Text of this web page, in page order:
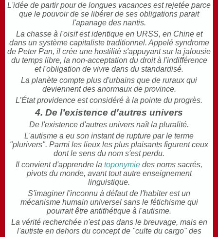
L'idée de partir pour de longues vacances est rejetée parce
que le pouvoir de se libérer de ses obligations parait
l'apanage des nantis.
La chasse à l'oisif est identique en URSS, en Chine et
dans un système capitaliste traditionnel. Appelé syndrome
de Peter Pan, il crée une hostilité s'appuyant sur la jalousie
du temps libre, la non-acceptation du droit à l'indifférence
et l'obligation de vivre dans du standardisé.
La planète compte plus d'urbains que de ruraux qui
deviennent des anormaux de province.
L’État providence est considéré à la pointe du progrès.
4. De l’existence d'autres univers
De l'existence d'autres univers naît la pluralité.
L'autisme a eu son instant de rupture par le terme
"plurivers". Parmi les lieux les plus plaisants figurent ceux
dont le sens du nom s'est perdu.
Il convient d'apprendre la toponymie des noms sacrés,
pivots du monde, avant tout autre enseignement
linguistique.
S'imaginer l'inconnu à défaut de l'habiter est un
mécanisme humain universel sans le fétichisme qui
pourrait être antithétique à l'autisme.
La vérité recherchée n'est pas dans le breuvage, mais en
l'autiste en dehors du concept de "culte du cargo" des